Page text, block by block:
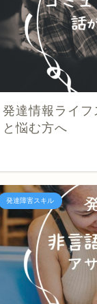
発達情報ライ
と悩む方へ
発達障害スキル